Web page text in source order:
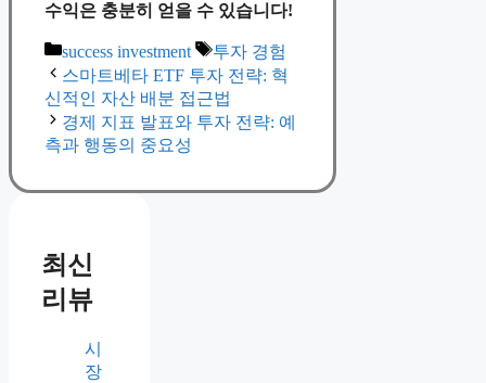
수익은 충분히 얻을 수 있습니다!
Categories
success investment Tags
투자 경험
스마트베타 ETF 투자 전략: 혁
신적인 자산 배분 접근법
경제 지표 발표와 투자 전략: 예
측과 행동의 중요성
최신
리뷰
시
장